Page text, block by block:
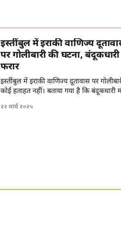
इस्तींबुल में इराकी वाणिज्य
पर गोलीबारी की घटना, बंदूकधारी
फरार
इस्तींबुल में इराकी वाणिज्य दूतावास पर
कोई हताहत नहीं। बताया गया है कि बंदूकधारी
से फरार हो गए हैं।
२२ मार्च २०२५